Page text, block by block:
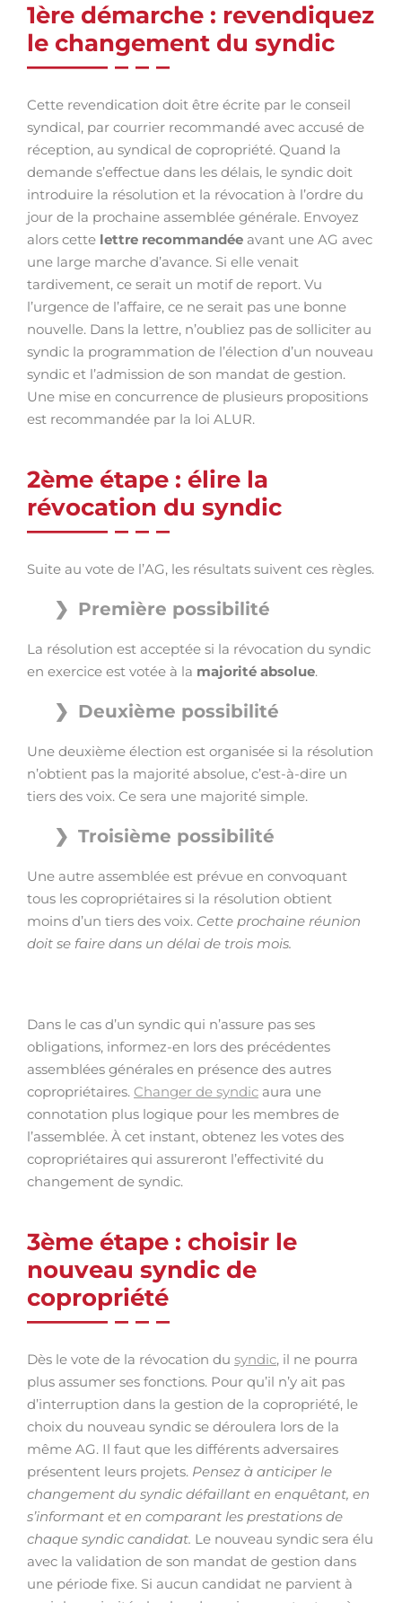
1ère démarche : revendiquez
le changement du syndic
Cette revendication doit être écrite par le conseil
syndical, par courrier recommandé avec accusé de
réception, au syndical de copropriété. Quand la
demande s’effectue dans les délais, le syndic doit
introduire la résolution et la révocation à l’ordre du
jour de la prochaine assemblée générale. Envoyez
alors cette lettre recommandée avant une AG avec
une large marche d’avance. Si elle venait
tardivement, ce serait un motif de report. Vu
l’urgence de l’affaire, ce ne serait pas une bonne
nouvelle. Dans la lettre, n’oubliez pas de solliciter au
syndic la programmation de l’élection d’un nouveau
syndic et l’admission de son mandat de gestion.
Une mise en concurrence de plusieurs propositions
est recommandée par la loi ALUR.
2ème étape : élire la
révocation du syndic
Suite au vote de l’AG, les résultats suivent ces règles.
Première possibilité
La résolution est acceptée si la révocation du syndic
en exercice est votée à la majorité absolue.
Deuxième possibilité
Une deuxième élection est organisée si la résolution
n’obtient pas la majorité absolue, c’est-à-dire un
tiers des voix. Ce sera une majorité simple.
Troisième possibilité
Une autre assemblée est prévue en convoquant
tous les copropriétaires si la résolution obtient
moins d’un tiers des voix. Cette prochaine réunion
doit se faire dans un délai de trois mois.
Dans le cas d’un syndic qui n’assure pas ses
obligations, informez-en lors des précédentes
assemblées générales en présence des autres
copropriétaires. Changer de syndic aura une
connotation plus logique pour les membres de
l’assemblée. À cet instant, obtenez les votes des
copropriétaires qui assureront l’effectivité du
changement de syndic.
3ème étape : choisir le
nouveau syndic de
copropriété
Dès le vote de la révocation du syndic, il ne pourra
plus assumer ses fonctions. Pour qu’il n’y ait pas
d’interruption dans la gestion de la copropriété, le
choix du nouveau syndic se déroulera lors de la
même AG. Il faut que les différents adversaires
présentent leurs projets. Pensez à anticiper le
changement du syndic défaillant en enquêtant, en
s’informant et en comparant les prestations de
chaque syndic candidat. Le nouveau syndic sera élu
avec la validation de son mandat de gestion dans
une période fixe. Si aucun candidat ne parvient à